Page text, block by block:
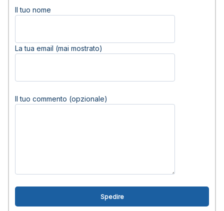
Il tuo nome
La tua email (mai mostrato)
Il tuo commento (opzionale)